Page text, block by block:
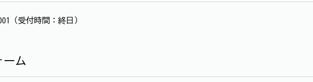
（受付時間：終日）
ーム